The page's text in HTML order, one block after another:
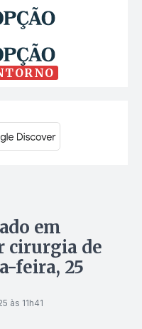
em
cirurgia de
feira, 25
às 11h41